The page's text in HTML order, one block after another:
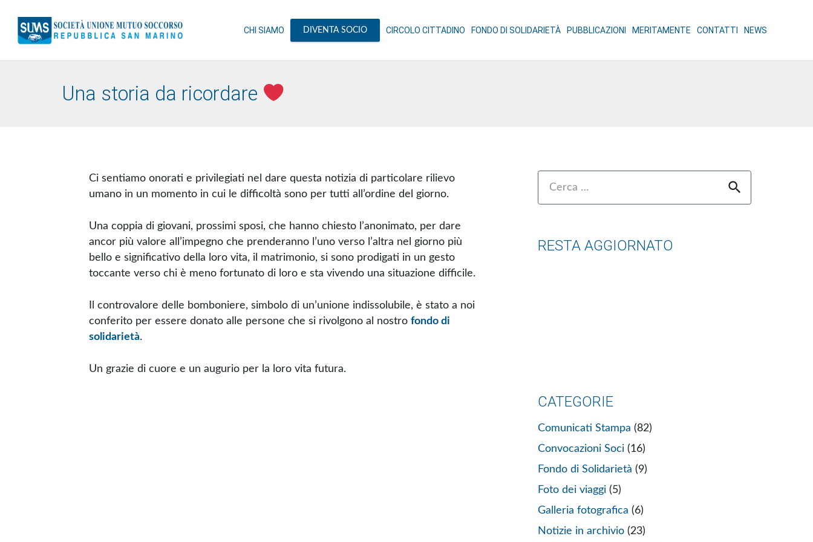
CHI SIAMO DIVENTA SOCIO CIRCOLO CITTADINO FONDO DI SOLIDARIETÀ PUBBLICAZIONI MERITAMENTE CONTATTI NEWS
Una storia da ricordare
Ci sentiamo onorati e privilegiati nel dare questa notizia di particolare rilievo
umano in un momento in cui le difficoltà sono per tutti all’ordine del giorno.
Una coppia di giovani, prossimi sposi, che hanno chiesto l’anonimato, per dare
ancor più valore all’impegno che prenderanno l’uno verso l’altra nel giorno più
bello e significativo della loro vita, il matrimonio, si sono prodigati in un gesto
toccante verso chi è meno fortunato di loro e sta vivendo una situazione difficile.
Il controvalore delle bomboniere, simbolo di un’unione indissolubile, è stato a noi
conferito per essere donato alle persone che si rivolgono al nostro fondo di
solidarietà.
Un grazie di cuore e un augurio per la loro vita futura.
per:
RESTA AGGIORNATO
CATEGORIE
Comunicati Stampa (82)
Convocazioni Soci(16)
Fondo di Solidarietà (9)
Foto dei viaggi(5)
Galleria fotografica (6)
Notizie in archivio(23)